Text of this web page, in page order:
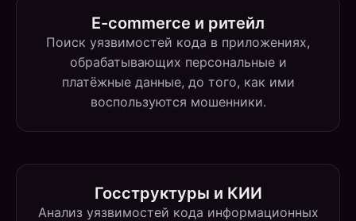
E-commerce и ритейл
Поиск уязвимостей кода в приложениях,
обрабатывающих персональные и
платёжные данные, до того, как ими
воспользуются мошенники.
Госструктуры и КИИ
Анализ уязвимостей кода информационных